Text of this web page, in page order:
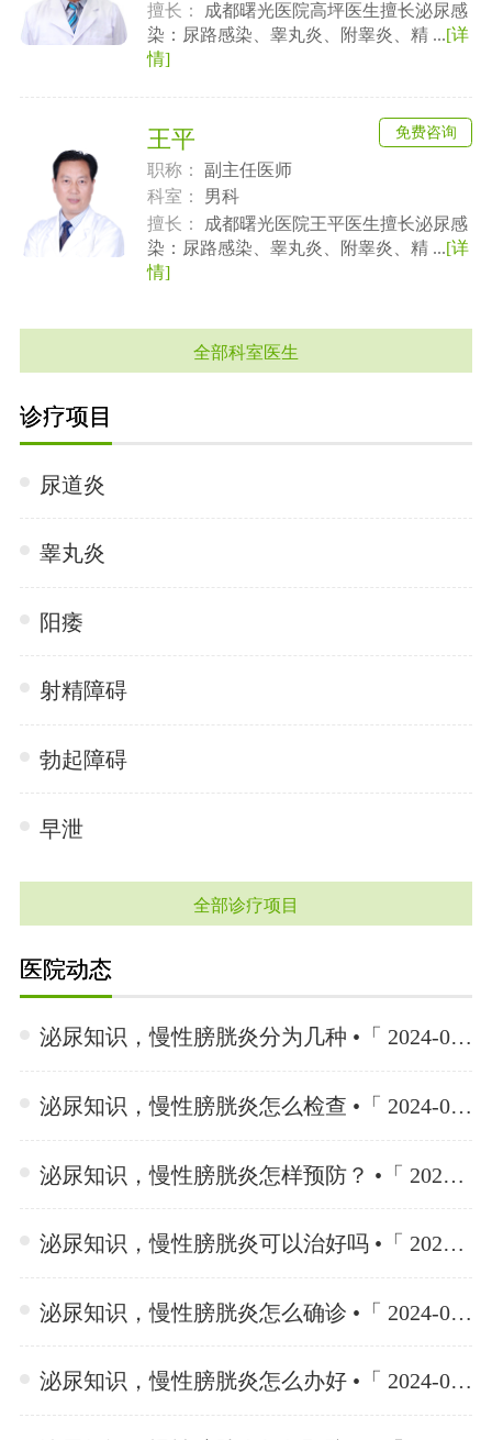
擅长：
成都曙光医院高坪医生擅长泌尿感
染：尿路感染、睾丸炎、附睾炎、精 ...[详
情]
王平
职称：
副主任医师
科室：
男科
擅长：
成都曙光医院王平医生擅长泌尿感
染：尿路感染、睾丸炎、附睾炎、精 ...[详
情]
免费咨询
全部科室医生
诊疗项目
尿道炎
睾丸炎
阳痿
射精障碍
勃起障碍
早泄
全部诊疗项目
医院动态
泌尿知识，慢性膀胱炎分为几种 •「 2024-06-26 」
泌尿知识，慢性膀胱炎怎么检查 •「 2024-06-26 」
泌尿知识，慢性膀胱炎怎样预防？ •「 2024-06-26 」
泌尿知识，慢性膀胱炎可以治好吗 •「 2024-06-26 」
泌尿知识，慢性膀胱炎怎么确诊 •「 2024-06-26 」
泌尿知识，慢性膀胱炎怎么办好 •「 2024-06-26 」